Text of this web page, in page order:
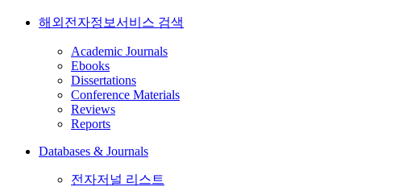
해외전자정보서비스 검색
Academic Journals
Ebooks
Dissertations
Conference Materials
Reviews
Reports
Databases & Journals
전자저널 리스트